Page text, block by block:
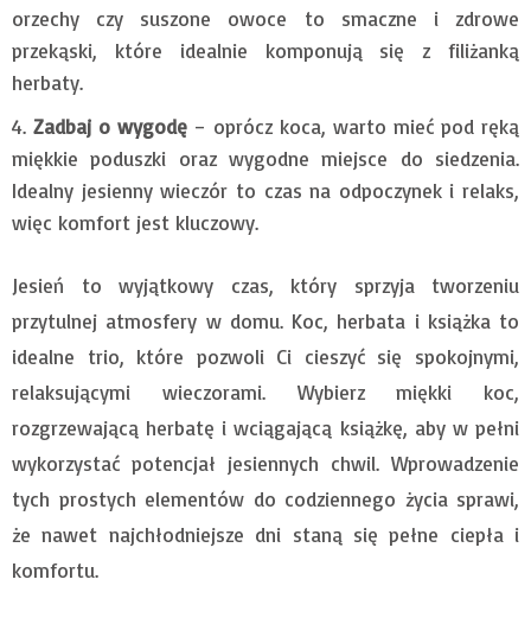
orzechy czy suszone owoce to smaczne i zdrowe
przekąski, które idealnie komponują się z filiżanką
herbaty.
Zadbaj o wygodę – oprócz koca, warto mieć pod ręką
miękkie poduszki oraz wygodne miejsce do siedzenia.
Idealny jesienny wieczór to czas na odpoczynek i relaks,
więc komfort jest kluczowy.
Jesień to wyjątkowy czas, który sprzyja tworzeniu
przytulnej atmosfery w domu. Koc, herbata i książka to
idealne trio, które pozwoli Ci cieszyć się spokojnymi,
relaksującymi wieczorami. Wybierz miękki koc,
rozgrzewającą herbatę i wciągającą książkę, aby w pełni
wykorzystać potencjał jesiennych chwil. Wprowadzenie
tych prostych elementów do codziennego życia sprawi,
że nawet najchłodniejsze dni staną się pełne ciepła i
komfortu.